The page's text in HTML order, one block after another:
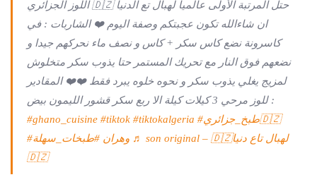
اللوز الجزائري 🇩🇿 حتل المرتبة الأولى عالميا لهبال تع الدنيا
ان شاءالله تكون عجبتكم وصفة اليوم ❤️ الشاربات : في
كاسرونة نضع كاس سكر + كاس و نصف ماء نحركهم جيدا و
نضعهم فوق النار مع تحريك المستمر حتا يذوب سكر متخلوش
لمزيج يغلي يذوب سكر و نحوه خلوه يبرد فقط ❤️❤️ المقادير
: للوز مرحي 3 كيلات كيلة الا ربع سكر قشور الليمون بيض
#ghano_cuisine #tiktok #tiktokalgeria
#طبخ_جزائري🇩🇿
#وهران #طبخات_سهلة
♬ son original – 🇩🇿لهبال تاع دنيا
🇩🇿